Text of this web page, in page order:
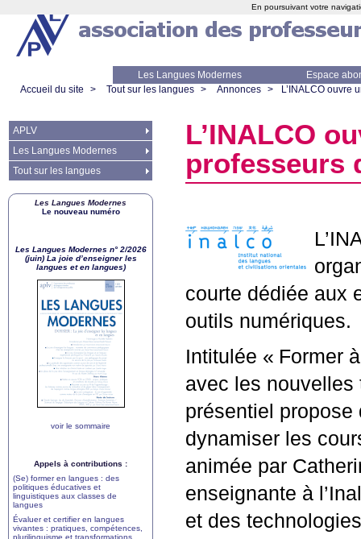
Les Langues Modernes
Espace
Accueil du site
> Tout sur les langues > Annonces > L’ INALCO ouvre
L’INALCO
professeurs
L’
courte dédiée aux
outils numériques.
Intitulée « Former
avec les nouvelles
présentiel
dynamiser les
animée par
enseignante à
et des
APLV
Les Langues Modernes
Tout sur les langues
Les Langues Modernes
Le nouveau numéro
Les Langues Modernes n° 2/2026
(juin) La joie d’enseigner les
langues et en langues)
voir le sommaire
Appels à contributions :
(Se) former en langues : des
politiques éducatives et
linguistiques aux classes de
langues
Évaluer et certifier en langues
vivantes : pratiques, compétences,
plurilinguisme et transformations
En poursuivant votre